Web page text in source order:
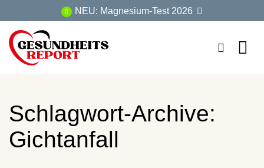
Inhalt
springen
NEU: Magnesium-Test 2026
Schlagwort-Archive:
Gichtanfall